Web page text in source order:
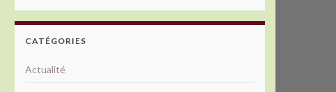
CATÉGORIES
Actualité